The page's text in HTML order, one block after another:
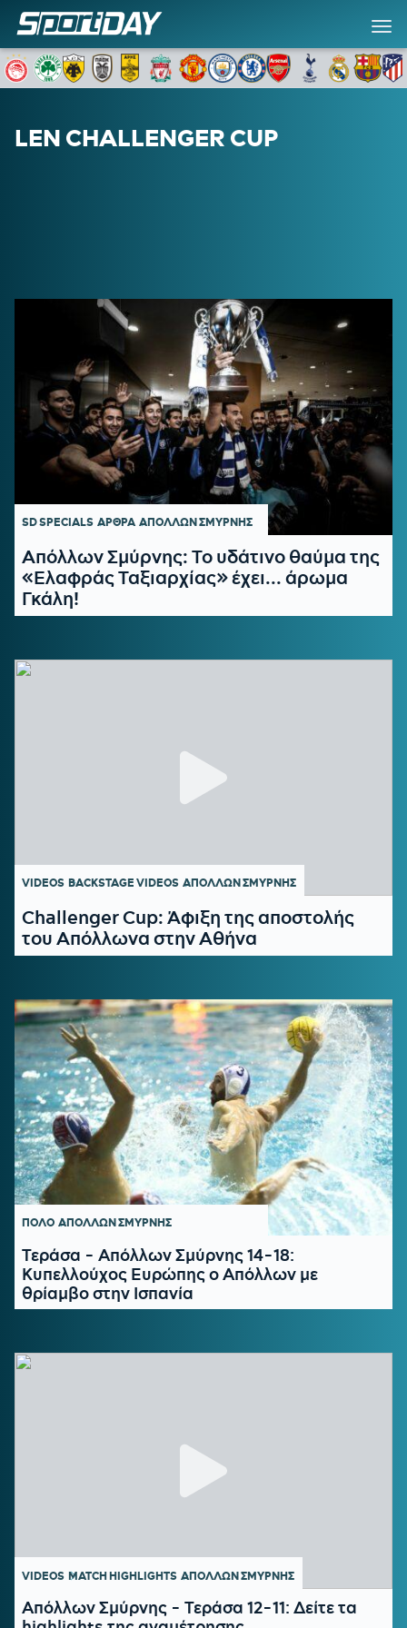
LEN CHALLENGER CUP
SD SPECIALS ΑΡΘΡΑ ΑΠΟΛΛΩΝ ΣΜΥΡΝΗΣ
Απόλλων Σμύρνης: Το υδάτινο θαύμα της
«Ελαφράς Ταξιαρχίας» έχει... άρωμα
Γκάλη!
VIDEOS BACKSTAGE VIDEOS ΑΠΟΛΛΩΝ ΣΜΥΡΝΗΣ
Challenger Cup: Άφιξη της αποστολής
του Απόλλωνα στην Αθήνα
ΠΟΛΟ ΑΠΟΛΛΩΝ ΣΜΥΡΝΗΣ
Τεράσα - Απόλλων Σμύρνης 14-18:
Κυπελλούχος Ευρώπης ο Απόλλων με
θρίαμβο στην Ισπανία
VIDEOS MATCH HIGHLIGHTS ΑΠΟΛΛΩΝ ΣΜΥΡΝΗΣ
Απόλλων Σμύρνης - Τεράσα 12-11: Δείτε τα